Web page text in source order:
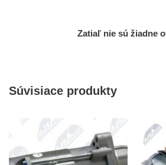
Zatiaľ nie sú žiadne
Súvisiace produkty